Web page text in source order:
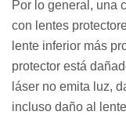
Por lo general, una
con lentes
lente inferior más
protector está
láser no emita luz,
incluso daño al